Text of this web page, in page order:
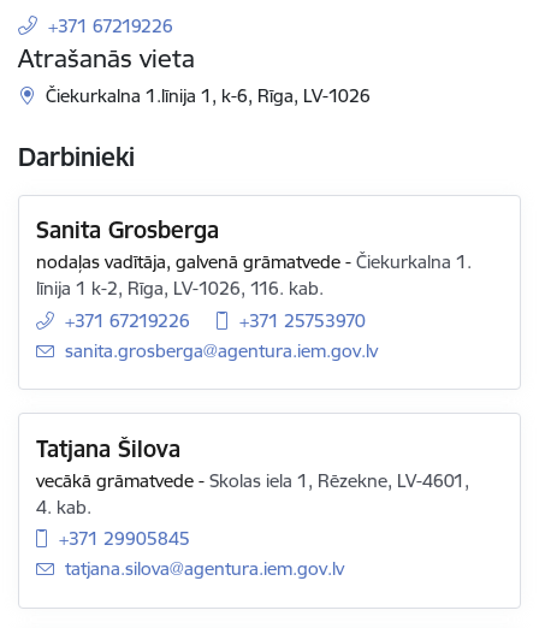
+371 67219226
Atrašanās vieta
Čiekurkalna 1.līnija 1, k-6, Rīga, LV-1026
Darbinieki
Sanita Grosberga
nodaļas vadītāja, galvenā grāmatvede -Čiekurkalna 1.
līnija 1 k-2, Rīga, LV-1026, 116. kab.
+371 67219226
+371 25753970
E-pasts:
sanita.grosberga@agentura.iem.gov.lv
Tatjana Šilova
vecākā grāmatvede -Skolas iela 1, Rēzekne, LV-4601,
4. kab.
+371 29905845
E-pasts:
tatjana.silova@agentura.iem.gov.lv